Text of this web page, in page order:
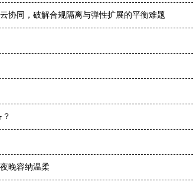
协同，破解合规隔离与弹性扩展的平衡难题
晚容纳温柔